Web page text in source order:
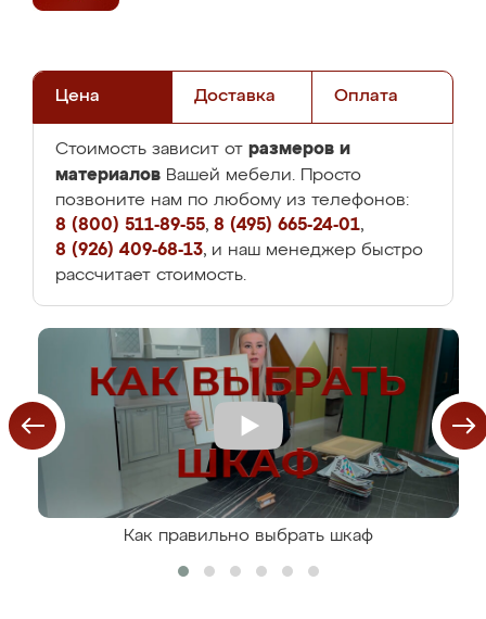
Цена Доставка Оплата
Стоимость зависит от размеров и
материалов Вашей мебели. Просто
позвоните нам по любому из телефонов:
8 (800) 511-89-55, 8 (495) 665-24-01,
8 (926) 409-68-13, и наш менеджер быстро
рассчитает стоимость.
Как правильно выбрать шкаф